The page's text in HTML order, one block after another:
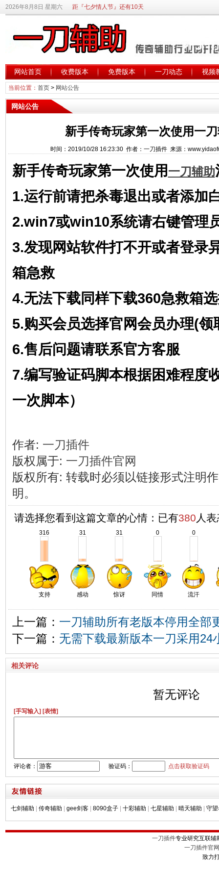
2026年8月8日 星期六 距『七夕情人节』还有10天
网站首页 收费版本 免费版本 一刀动态 视频
当前位置： 首页> 网站公告
网站公告
新手传奇玩家第一次使用一
时间：2019/10/28 16:23:30 作者：一刀插件 来源：
新手传奇玩家第一次使用 一刀辅助
1.运行前请把杀毒退出或者添加
2.win7或win10系统请右键管理
3.发现网站软件打不开或者登录
箱急救
4.无法下载同样下载360急救箱
5.购买会员选择官网会员办理(领
6.售后问题请联系官方客服
7.编写验证码脚本根据困难程度
一次脚本）
作者: 一刀插件
版权属于: 一刀插件官网
版权所有: 转载时必须以链接形式注明
明。
请选择您看到这篇文章的心情：已有380 人
316
支持
31
感动
31
惊讶
0
同情
0
流汗
上一篇： 一刀辅助所有老版本停用全部
下一篇： 无需下载最新版本一刀采用24
相关评论
暂无评论
[手写输入] [表情]
评论者： 验证码： 点击获取验证码
七剑辅助 传奇辅助 gee剑客 8090盒子 十彩辅助 七星辅助 晴天辅助 守
一刀插件专业研究互联辅
一刀插件官网
致力